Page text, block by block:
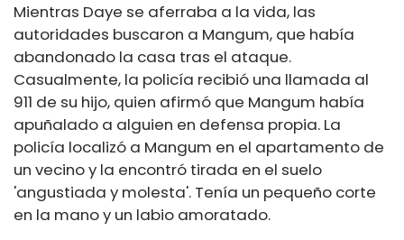
Mientras Daye se aferraba a la vida, las
autoridades buscaron a Mangum, que había
abandonado la casa tras el ataque.
Casualmente, la policía recibió una llamada al
911 de su hijo, quien afirmó que Mangum había
apuñalado a alguien en defensa propia. La
policía localizó a Mangum en el apartamento de
un vecino y la encontró tirada en el suelo
'angustiada y molesta'. Tenía un pequeño corte
en la mano y un labio amoratado.